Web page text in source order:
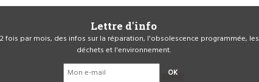
Lettre d'info
fois par mois, des infos sur la réparation, l'obsolescence programmée, les
déchets et l'environnement.
OK